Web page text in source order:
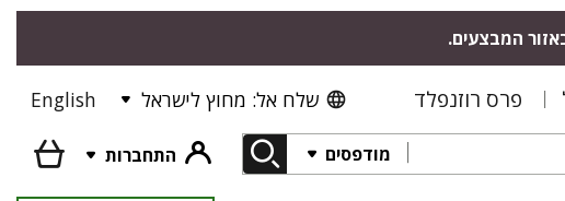
המבצעים.
פרס רוזנפלד שלח אל: מחוץ לישראל English
מודפסים
התחברות